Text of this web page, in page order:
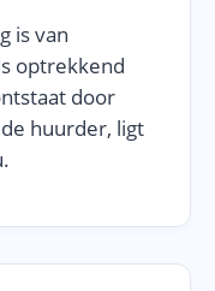
is van
optrekkend
door
huurder, ligt